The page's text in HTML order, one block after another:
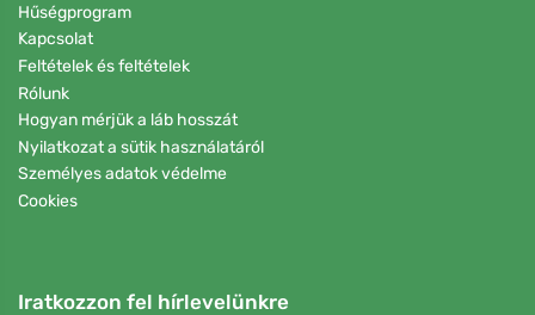
Hűségprogram
Kapcsolat
Feltételek és feltételek
Rólunk
Hogyan mérjük a láb hosszát
Nyilatkozat a sütik használatáról
Személyes adatok védelme
Cookies
Iratkozzon fel hírlevelünkre